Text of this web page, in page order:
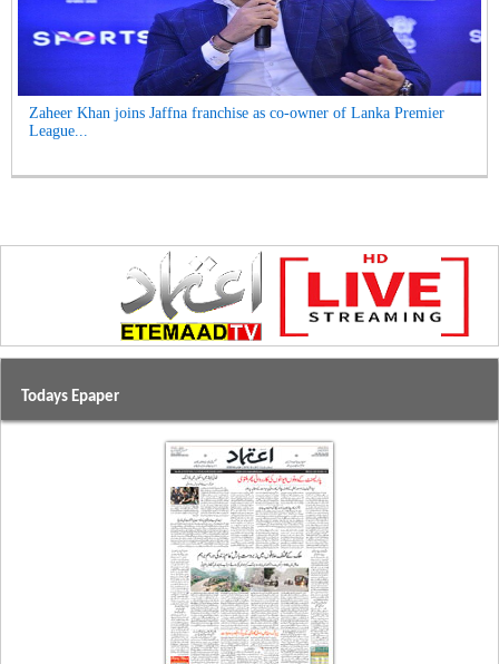
Zaheer Khan joins Jaffna franchise as co-owner of Lanka Premier
League...
Todays Epaper